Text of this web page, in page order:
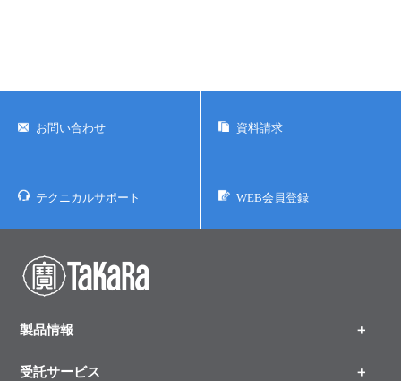
お問い合わせ 資料請求
テクニカルサポート WEB会員登録
製品情報
製品一覧
受託サービス